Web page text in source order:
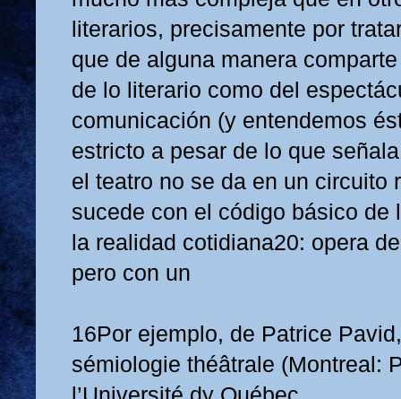
literarios, precisamente por
que de alguna manera
de lo literario como del
comunicación (y entendemos
estricto a pesar de lo que
el teatro no se da en un circuito
sucede con el código básico de
la realidad cotidiana20: opera
pero con un
16Por ejemplo, de Patrice
sémiologie théâtrale (Montreal: